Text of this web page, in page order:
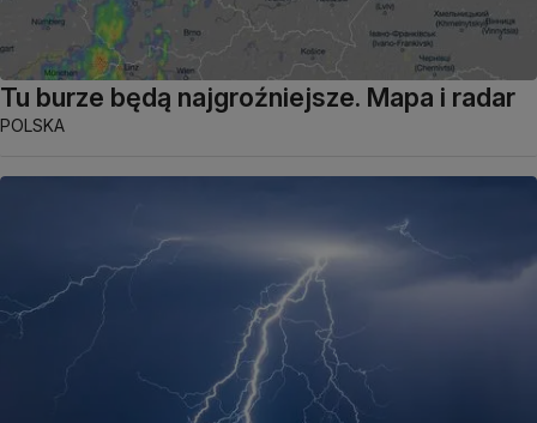
Tu burze będą najgroźniejsze. Mapa i radar
POLSKA